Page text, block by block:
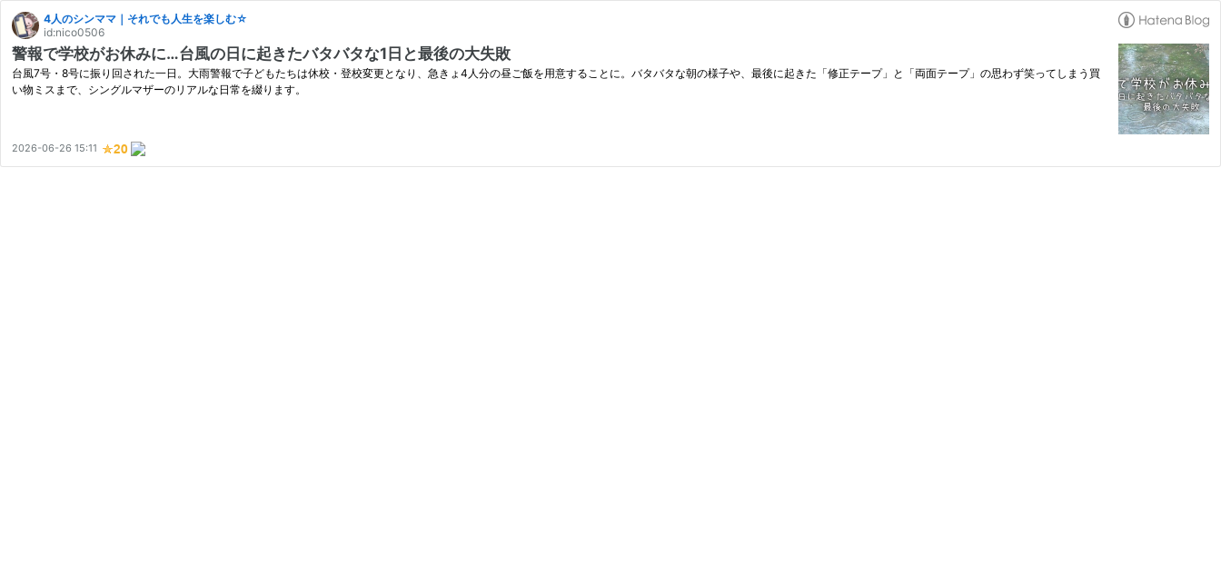
4人のシンママ｜それでも人生を楽しむ☆
id:nico0506
警報で学校がお休みに…台風の日に起きたバタバタな1日と最後の大失敗
台風7号・8号に振り回された一日。大雨警報で子どもたちは休校・登校変更となり、急きょ4人分の昼ご飯を用意することに。バタバタな朝の様子や、最後に起きた「修正テープ」と「両面テープ」の思わず笑ってしまう買
い物ミスまで、シングルマザーのリアルな日常を綴ります。
2026-06-26 15:11